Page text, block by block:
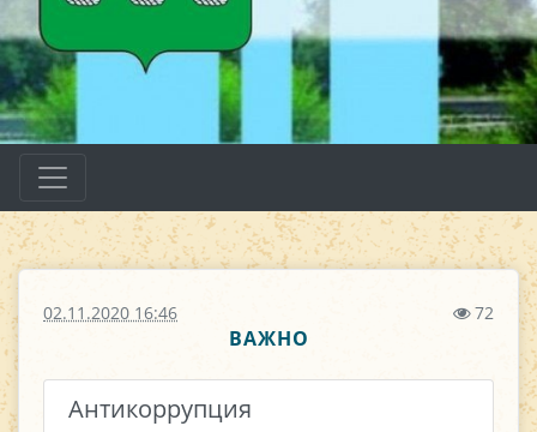
02.11.2020 16:46 72
ВАЖНО
Антикоррупция